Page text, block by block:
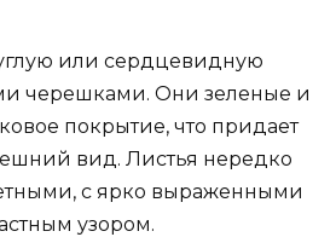
или сердцевидную
черешками. Они зеленые и
покрытие, что придает
вид. Листья нередко
с ярко выраженными
узором.